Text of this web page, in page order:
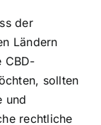
der
Ländern
CBD-
sollten
und
rechtliche